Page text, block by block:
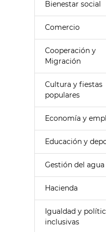
Bienestar social
Comercio
Cooperación y
Migración
Cultura y fiestas
populares
Economía y
Educación y
Gestión del agua
Hacienda
Igualdad y
inclusivas